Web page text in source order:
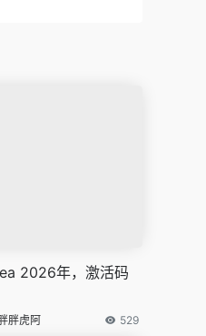
2026年，激活码
胖虎阿 529